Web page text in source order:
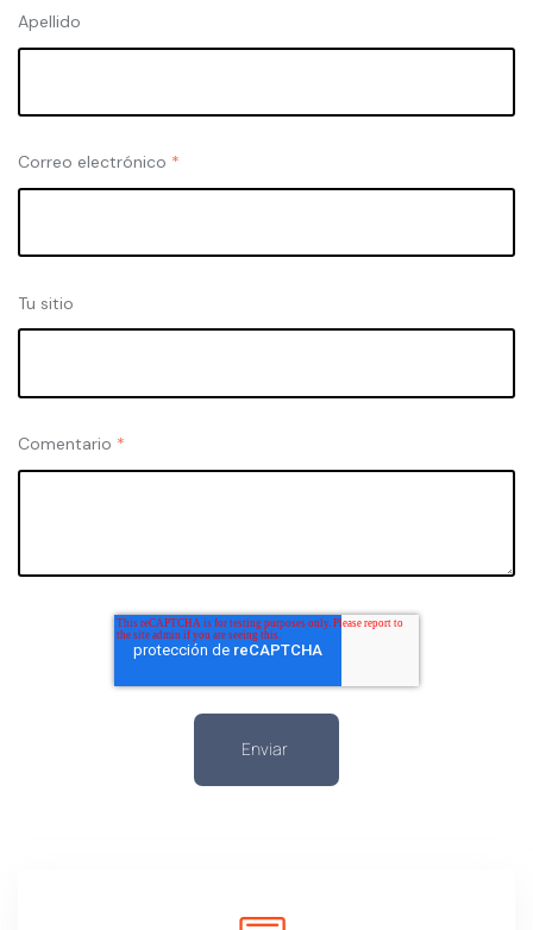
Apellido
Correo electrónico *
Tu sitio
Comentario *